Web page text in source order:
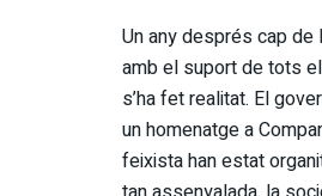
Un any després cap
amb el suport de tots
s’ha fet realitat. El
un homenatge a
feixista han estat